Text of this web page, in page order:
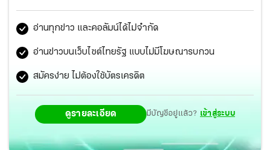
คอนเซปต์ปุ๊บปั๊บรับโชค ทั้งคนขาย คนซื้อ ยืนรอดีๆกินฟรีซะ
งั้น นอกจากนี้สายมูก็ห้ามพลาด เพราะว่าสิ่งศักดิ์สิทธิ์ที่ไหน
ว่าปังว่าปั๊วะ กาละแมร์ จะพาไปเช็กอินให้ถึงที่
อ่านทุกข่าว และคอลัมน์ได้ไม่จำกัด
อ่านข่าวบนเว็บไซต์ไทยรัฐ แบบไม่มีโฆษณารบกวน
สมัครง่าย ไม่ต้องใช้บัตรเครดิต
ดูรายละเอียด มีบัญชีอยู่แล้ว? เข้าสู่ระบบ